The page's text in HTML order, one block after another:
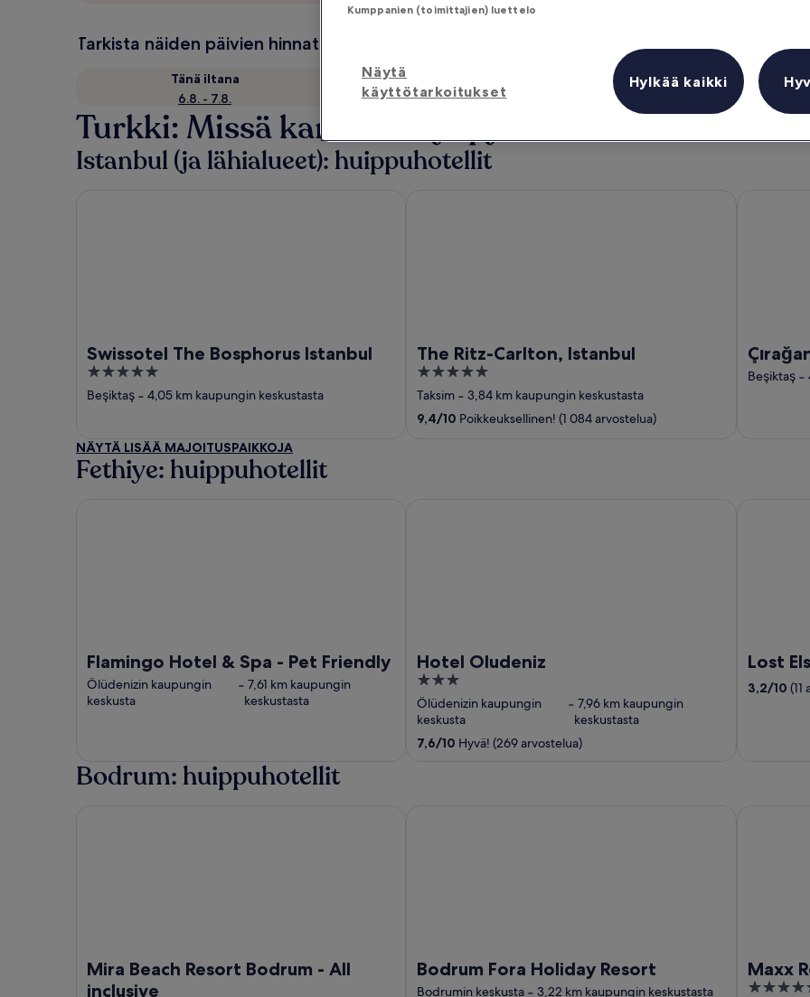
Tarkista näiden päivien hinnat
Tänä iltana
6.8. - 7.8.
7.8. - 8.8.
Tänä viikonloppuna
7.8. - 9.8.
Turkki: Missä kannattaa yöpyä?
Istanbul (ja lähialueet): huippuhotellit
Swissotel The Bosphorus Istanbul
5
out
Beşiktaş ‐ 4,05 km kaupungin keskustasta
The Ritz-Carlton, Istanbul
5
out
of
5
Taksim ‐ 3,84 km kaupungin keskustasta
9,4/10 Poikkeuksellinen! (1 084 arvostelua)
Beşiktaş ‐
NÄYTÄ LISÄÄ MAJOITUSPAIKKOJA
Fethiye: huippuhotellit
Flamingo Hotel & Spa - Pet Friendly
Ölüdenizin kaupungin
keskusta
‐ 7,61 km kaupungin
keskustasta
Hotel Oludeniz
3
out
of
5
Ölüdenizin kaupungin
keskusta
‐ 7,96 km kaupungin
keskustasta
7,6/10 Hyvä! (269 arvostelua)
Lost
3,2/10 (11
Bodrum: huippuhotellit
Mira Beach Resort Bodrum - All
inclusive
Bodrum Fora Holiday Resort
Bodrumin keskusta ‐ 3,22 km kaupungin keskustasta
Maxx
5
Kumppanien (toimittajien) luettelo
Näytä
käyttötarkoitukset
Hylkää kaikki